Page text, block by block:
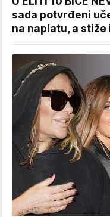
sada potvrđeni
na naplatu, a